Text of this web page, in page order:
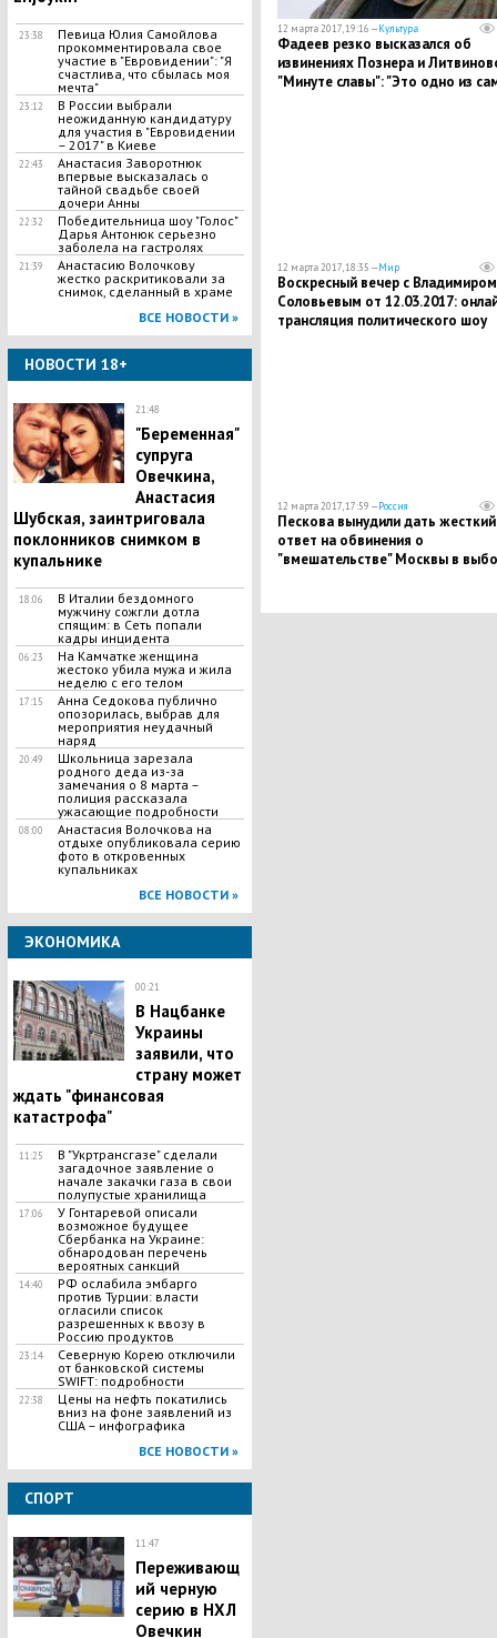
23:38
Певица Юлия Самойлова
прокомментировала свое
участие в "Евровидении": "Я
счастлива, что сбылась моя
мечта"
23:12
В России выбрали
неожиданную кандидатуру
для участия в "Евровидении
– 2017" в Киеве
22:43
Анастасия Заворотнюк
впервые высказалась о
тайной свадьбе своей
дочери Анны
22:32
Победительница шоу "Голос"
Дарья Антонюк серьезно
заболела на гастролях
21:39
Анастасию Волочкову
жестко раскритиковали за
снимок, сделанный в храме
ВСЕ НОВОСТИ »
НОВОСТИ 18+
21:48
"Беременная"
супруга
Овечкина,
Анастасия
Шубская, заинтриговала
поклонников снимком в
купальнике
18:06
В Италии бездомного
мужчину сожгли дотла
спящим: в Сеть попали
кадры инцидента
06:23
На Камчатке женщина
жестоко убила мужа и жила
неделю с его телом
17:15
Анна Седокова публично
опозорилась, выбрав для
мероприятия неудачный
наряд
20:49
Школьница зарезала
родного деда из-за
замечания о 8 марта –
полиция рассказала
ужасающие подробности
08:00
Анастасия Волочкова на
отдыхе опубликовала серию
фото в откровенных
купальниках
ВСЕ НОВОСТИ »
ЭКОНОМИКА
00:21
В Нацбанке
Украины
заявили, что
страну может
ждать "финансовая
катастрофа"
11:25
В "Укртрансгазе" сделали
загадочное заявление о
начале закачки газа в свои
полупустые хранилища
17:06
У Гонтаревой описали
возможное будущее
Сбербанка на Украине:
обнародован перечень
вероятных санкций
14:40
РФ ослабила эмбарго
против Турции: власти
огласили список
разрешенных к ввозу в
Россию продуктов
23:14
Северную Корею отключили
от банковской системы
SWIFT: подробности
22:38
Цены на нефть покатились
вниз на фоне заявлений из
США – инфографика
ВСЕ НОВОСТИ »
СПОРТ
11:47
Переживающ
ий черную
серию в НХЛ
Овечкин
12 марта 2017, 19:16 —Культура
Фадеев резко высказался об
извинениях Познера и
"Минуте славы": "Это одно из
12 марта 2017, 18:35 —Мир
Воскресный вечер с Владимиром
Соловьевым от 12.03.2017:
трансляция политического шоу
12 марта 2017, 17:59 —Россия
Пескова вынудили дать жесткий
ответ на обвинения о
"вмешательстве" Москвы в